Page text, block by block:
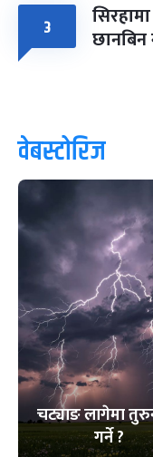
३ छानबिन
वेबस्टोरिज
चट्याङ लागेमा
गर्ने ?